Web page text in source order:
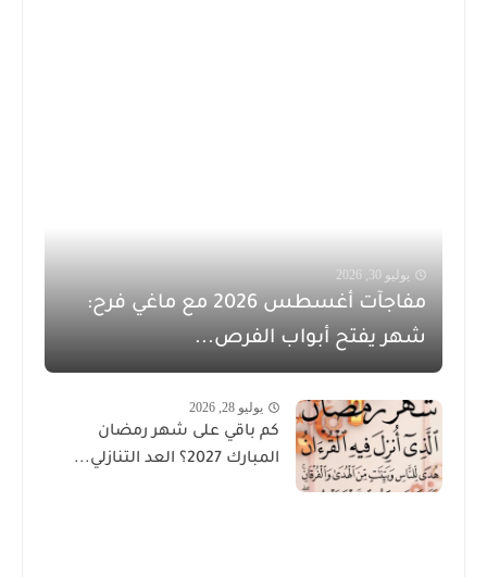
يوليو 30, 2026
مفاجآت أغسطس 2026 مع ماغي فرح:
شهر يفتح أبواب الفرص...
يوليو 28, 2026
كم باقي على شهر رمضان
المبارك 2027؟ العد التنازلي...